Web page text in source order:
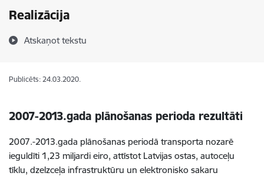
Realizācija
Atskaņot tekstu
Publicēts: 24.03.2020.
2007-2013.gada plānošanas perioda rezultāti
2007.-2013.gada plānošanas periodā transporta nozarē
ieguldīti 1,23 miljardi eiro, attīstot Latvijas ostas, autoceļu
tīklu, dzelzceļa infrastruktūru un elektronisko sakaru